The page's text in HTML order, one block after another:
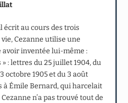
écrit au cours des trois
Cezanne utilise une
avoir inventée lui-même :
: lettres du 25 juillet 1904, du
octobre 1905 et du 3 août
à Émile Bernard, qui harcelait
n’a pas trouvé tout de